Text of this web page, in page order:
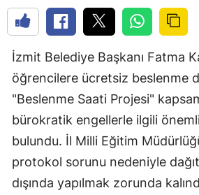
İzmit Belediye Başkanı Fatma
öğrencilere ücretsiz beslenme
"Beslenme Saati Projesi"
bürokratik engellerle ilgili
bulundu. İl Milli Eğitim
protokol sorunu nedeniyle
dışında yapılmak zorunda